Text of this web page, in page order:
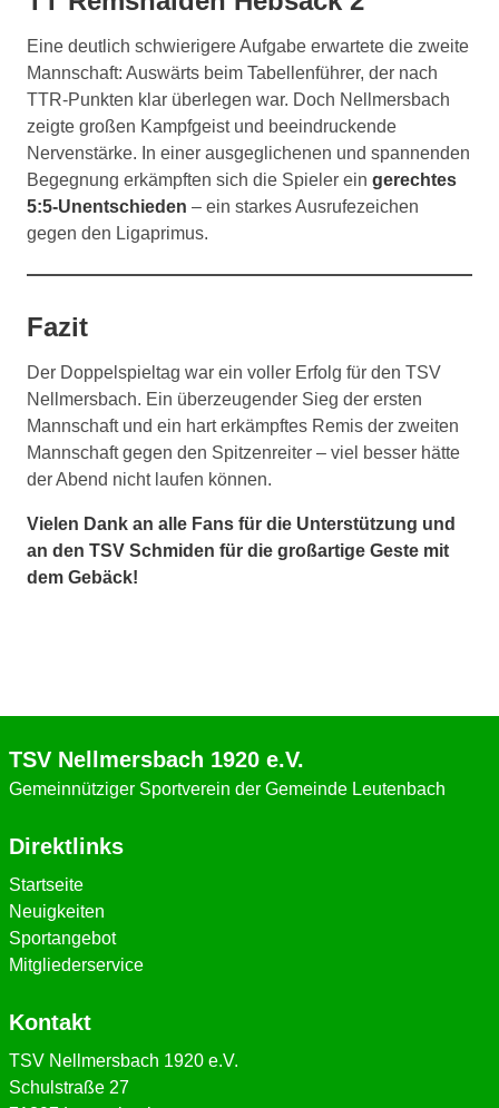
Eine deutlich schwierigere Aufgabe erwartete die zweite
Mannschaft: Auswärts beim Tabellenführer, der nach
TTR-Punkten klar überlegen war. Doch Nellmersbach
zeigte großen Kampfgeist und beeindruckende
Nervenstärke. In einer ausgeglichenen und spannenden
Begegnung erkämpften sich die Spieler ein gerechtes
5:5-Unentschieden – ein starkes Ausrufezeichen
gegen den Ligaprimus.
Fazit
Der Doppelspieltag war ein voller Erfolg für den TSV
Nellmersbach. Ein überzeugender Sieg der ersten
Mannschaft und ein hart erkämpftes Remis der zweiten
Mannschaft gegen den Spitzenreiter – viel besser hätte
der Abend nicht laufen können.
Vielen Dank an alle Fans für die Unterstützung und
an den TSV Schmiden für die großartige Geste mit
dem Gebäck!
TSV Nellmersbach 1920 e.V.
Gemeinnütziger Sportverein der Gemeinde Leutenbach
Direktlinks
Startseite
Neuigkeiten
Sportangebot
Mitgliederservice
Kontakt
TSV Nellmersbach 1920 e.V.
Schulstraße 27